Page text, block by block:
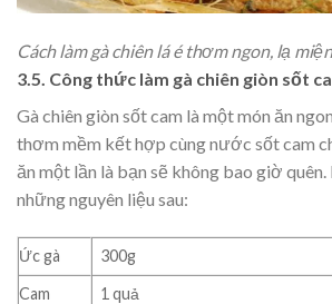
Cách làm gà chiên lá é thơm ngon, lạ
3.5. Công thức làm gà chiên giòn sốt
Gà chiên giòn sốt cam là một món ăn
thơm mềm kết hợp cùng nước sốt cam
ăn một lần là bạn sẽ không bao giờ quên.
những nguyên liệu sau:
Ức gà
300g
Cam
1 quả